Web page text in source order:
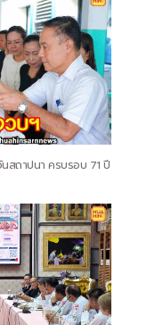
สถาปนา ครบรอบ 71 ปี